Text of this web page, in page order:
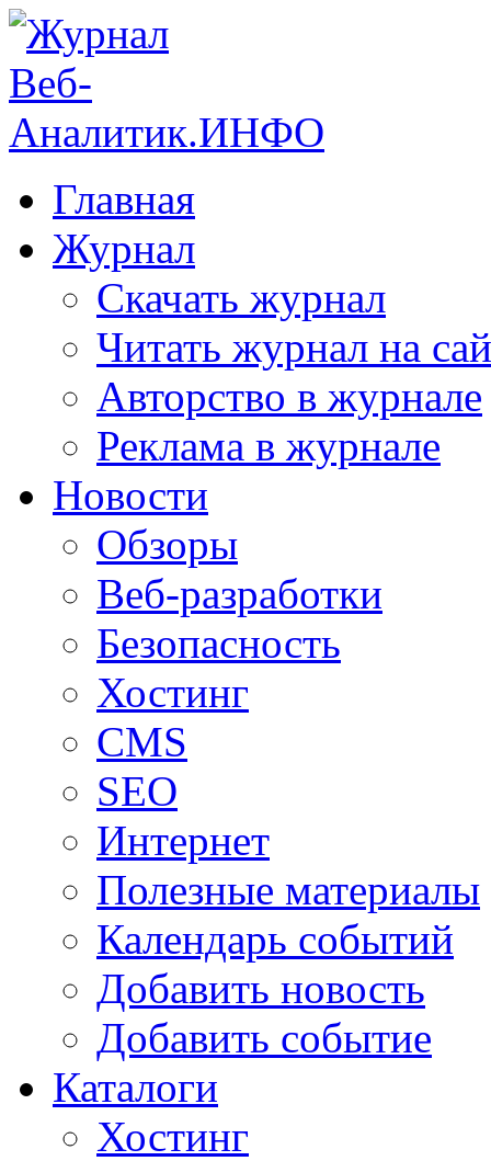
Главная
Журнал
Скачать журнал
Читать журнал на
Авторство в журнале
Реклама в журнале
Новости
Обзоры
Веб-разработки
Безопасность
Хостинг
CMS
SEO
Интернет
Полезные материалы
Календарь событий
Добавить новость
Добавить событие
Каталоги
Хостинг